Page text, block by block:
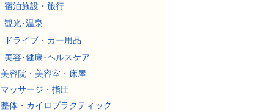
宿泊施設・旅行
観光･温泉
ドライブ・カー用品
美容･健康･ヘルスケア
美容院・美容室・床屋
マッサージ・指圧
整体・カイロプラクティック